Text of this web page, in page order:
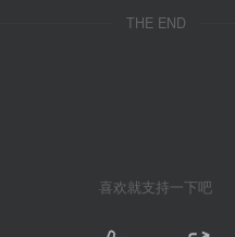
THE END
喜欢就支持一下吧